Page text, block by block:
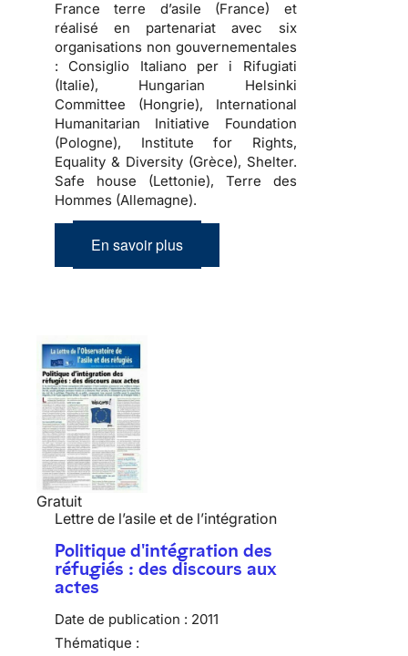
France terre d’asile (France) et
réalisé en partenariat avec six
organisations non gouvernementales
: Consiglio Italiano per i Rifugiati
(Italie), Hungarian Helsinki
Committee (Hongrie), International
Humanitarian Initiative Foundation
(Pologne), Institute for Rights,
Equality & Diversity (Grèce), Shelter.
Safe house (Lettonie), Terre des
Hommes (Allemagne).
En savoir plus
Gratuit
Lettre de l’asile et de l’intégration
Politique d'intégration des
réfugiés : des discours aux
actes
Date de publication : 2011
Thématique :